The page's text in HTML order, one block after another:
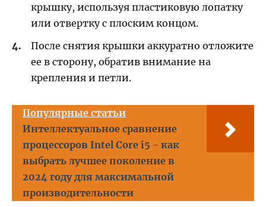
крышку, используя пластиковую лопатку
или отвертку с плоским концом.
После снятия крышки аккуратно отложите
ее в сторону, обратив внимание на
крепления и петли.
Популярные статьи
Интеллектуальное сравнение
процессоров Intel Core i5 - как
выбрать лучшее поколение в
2024 году для максимальной
производительности